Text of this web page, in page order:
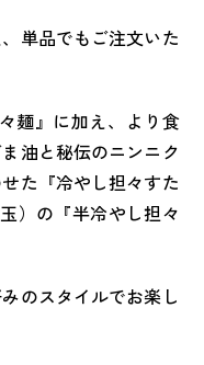
単品でもご注文いた
麺』に加え、より食
油と秘伝のニンニク
た『冷やし担々すた
）の『半冷やし担々
のスタイルでお楽し